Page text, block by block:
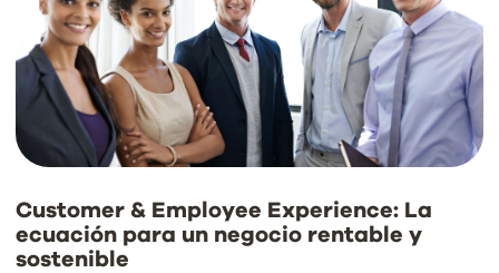
Customer & Employee Experience: La
ecuación para un negocio rentable y
sostenible